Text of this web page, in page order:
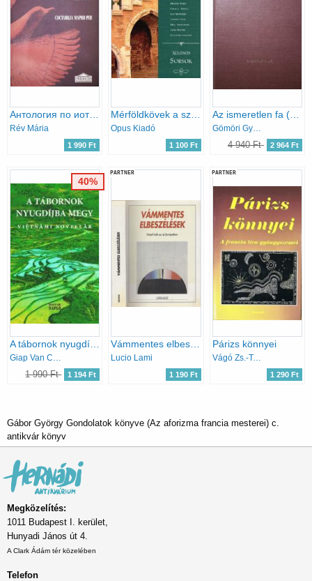
Aнтология по иотории pусская критика второй половины XIX века - Az orosz kritika a XIX. század második felében. Szöveggyűjtemény
Rév Mária
1 990 Ft
Opus Kiadó
1 100 Ft
Az ismeretlen fa (modern lengyel versek antológiája)
Gömöri György (válogatta)
4 940 Ft 2 964 Ft
A tábornok nyugdíjba megy - Vietnámi novellák
Giap Van Chung
1 990 Ft 1 194 Ft
40%
PARTNER
Vámmentes elbeszélések (Fiatal írók az új Európában)
Lucio Lami
1 190 Ft
PARTNER
Párizs könnyei
Vágó Zs.-Takács A.
1 290 Ft
Gábor György Gondolatok könyve (Az aforizma francia mesterei) c.
antikvár könyv
Megközelítés:
1011 Budapest I. kerület,
Hunyadi János út 4.
A Clark Ádám tér közelében
Telefon